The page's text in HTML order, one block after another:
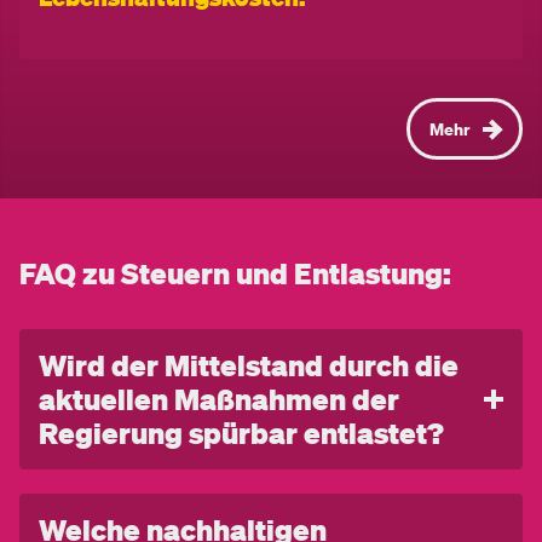
Mehr
FAQ zu Steuern und Entlastung:
Wird der Mittelstand durch die
aktuellen Maßnahmen der
Regierung spürbar entlastet?
Regierungsverhandlungen gemeinsam mit ÖVP und
Welche nachhaltigen